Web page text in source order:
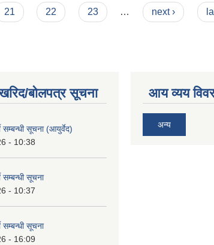
21 22 23 … next ›
बोलपत्र सूचना
सम्बन्धी सूचना (आयुर्वेद)
- 10:38
सम्बन्धी सूचना
- 10:37
सम्बन्धी सूचना
- 16:09
आय व्यय
अन्य